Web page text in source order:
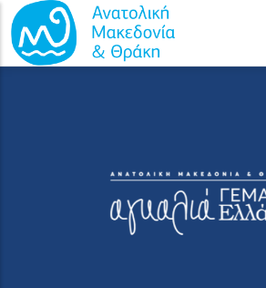
Παράκαμψη προς το κυρίως περιεχόμενο